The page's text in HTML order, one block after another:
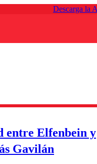
Descarga la
entre Elfenbein y
Gavilán